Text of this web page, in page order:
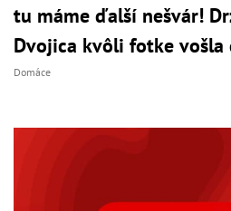
tu máme ďalší nešvár!
Dvojica kvôli fotke vošla
Domáce